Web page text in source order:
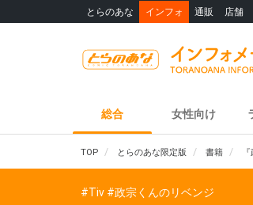
とらのあな インフォ 通販 店舗
総合 女性向け
TOP とらのあな限定版 書籍
#Tiv #政宗くんのリベンジ